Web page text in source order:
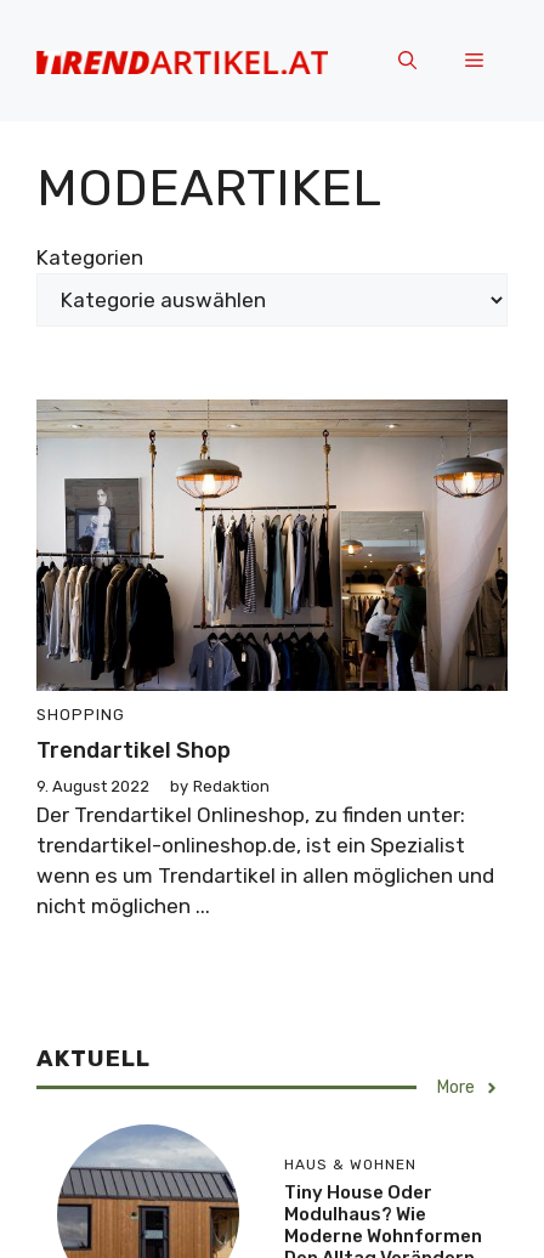
springen
Menü
MODEARTIKEL
Kategorien
SHOPPING
Trendartikel Shop
9. August 2022 by Redaktion
Der Trendartikel Onlineshop, zu finden unter:
trendartikel-onlineshop.de, ist ein Spezialist
wenn es um Trendartikel in allen möglichen und
nicht möglichen ...
AKTUELL
More
HAUS & WOHNEN
Tiny House Oder
Modulhaus? Wie
Moderne Wohnformen